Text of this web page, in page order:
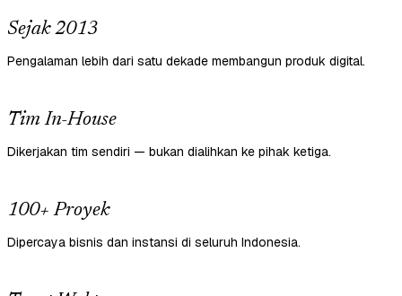
Sejak 2013
Pengalaman lebih dari satu dekade membangun produk digital.
Tim In-House
Dikerjakan tim sendiri — bukan dialihkan ke pihak ketiga.
100+ Proyek
Dipercaya bisnis dan instansi di seluruh Indonesia.